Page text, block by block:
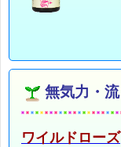
無気力・
ワイルドローズ